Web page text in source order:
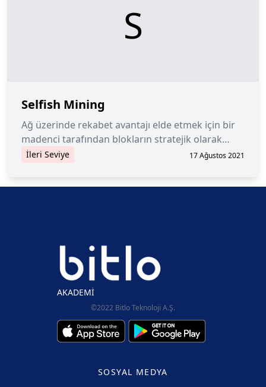
S
Selfish Mining
Ağ üzerinde rekabet avantajı elde etmek için bir
madenci tarafından blokların stratejik olarak
durdurulması ve serbest bırakılması.
İleri Seviye 17 Ağustos 2021
AKADEMİ
©2022 Bitlo Teknoloji A.Ş.
SOSYAL MEDYA